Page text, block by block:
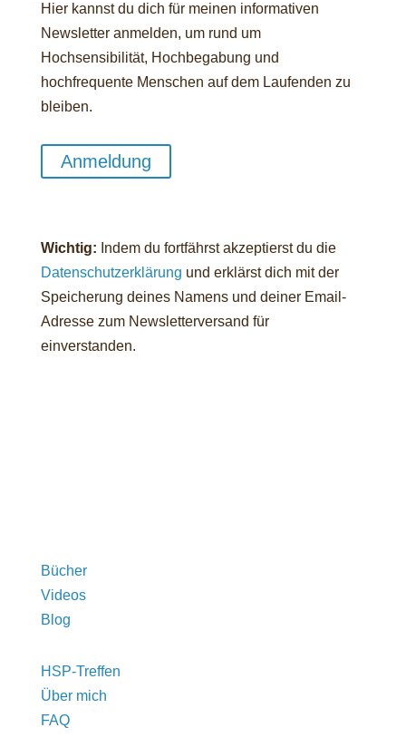
Hier kannst du dich für meinen informativen
Newsletter anmelden, um rund um
Hochsensibilität, Hochbegabung und
hochfrequente Menschen auf dem Laufenden zu
bleiben.
Anmeldung
Wichtig: Indem du fortfährst akzeptierst du die
Datenschutzerklärung und erklärst dich mit der
Speicherung deines Namens und deiner Email-
Adresse zum Newsletterversand für
einverstanden.
Bücher
Videos
Blog
HSP-Treffen
Über mich
FAQ